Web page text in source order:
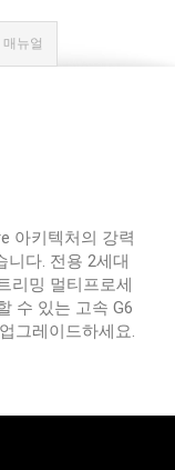
매뉴얼
아키텍처의 강력
니다. 전용 2세대
리밍 멀티프로세
수 있는 고속 G6
그레이드하세요.